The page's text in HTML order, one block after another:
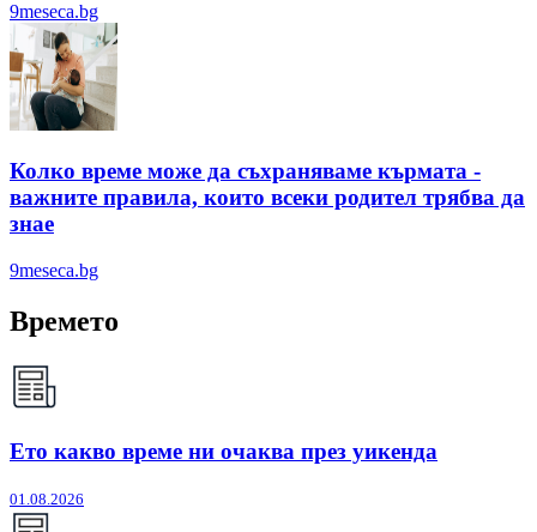
9meseca.bg
Колко време може да съхраняваме кърмата -
важните правила, които всеки родител трябва да
знае
9meseca.bg
Времето
Ето какво време ни очаква през уикенда
01.08.2026